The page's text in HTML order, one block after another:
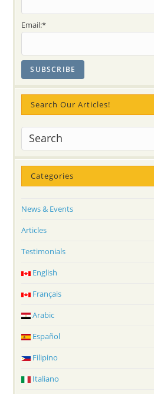
Durante
Email:*
Search Our Articles!
Categories
News & Events
Articles
Testimonials
English
Français
Arabic
Español
Filipino
Italiano